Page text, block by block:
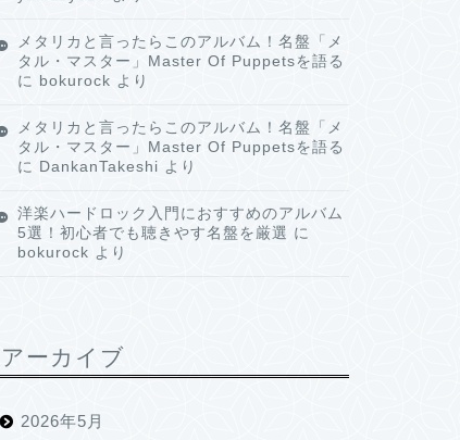
メタリカと言ったらこのアルバム！名盤「メ
タル・マスター」Master Of Puppetsを語る
に bokurock より
メタリカと言ったらこのアルバム！名盤「メ
タル・マスター」Master Of Puppetsを語る
に DankanTakeshi より
洋楽ハードロック入門におすすめのアルバム
5選！初心者でも聴きやす名盤を厳選 に
bokurock より
アーカイブ
2026年5月